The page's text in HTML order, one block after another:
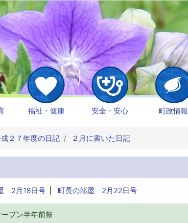
福祉・健康 安全・安心 町政情報
２７年度の日記 ２月に書いた日記
2月18日号| 町長の部屋 2月22日号
プン半年前祭